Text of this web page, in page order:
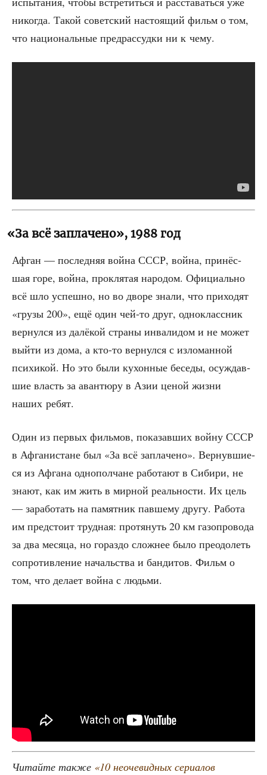
нико­гда. Такой совет­ский насто­я­щий фильм о том,
что наци­о­наль­ные пред­рас­суд­ки ни к чему.
«За всё заплачено», 1988 год
Афган — послед­няя вой­на СССР, вой­на, при­нёс­
шая горе, вой­на, про­кля­тая наро­дом. Офи­ци­аль­но
всё шло успеш­но, но во дво­ре зна­ли, что при­хо­дят
«гру­зы 200», ещё один чей-то друг, одно­класс­ник
вер­нул­ся из далё­кой стра­ны инва­ли­дом и не может
вый­ти из дома, а кто-то вер­нул­ся с изло­ман­ной
пси­хи­кой. Но это были кухон­ные бесе­ды, осуж­дав­
шие власть за аван­тю­ру в Азии ценой жиз­ни
наших ребят.
Один из пер­вых филь­мов, пока­зав­ших вой­ну СССР
в Афга­ни­стане был «За всё запла­че­но». Вер­нув­ши­е­
ся из Афга­на одно­пол­чане рабо­та­ют в Сиби­ри, не
зна­ют, как им жить в мир­ной реаль­но­сти. Их цель
— зара­бо­тать на памят­ник пав­ше­му дру­гу. Рабо­та
им пред­сто­ит труд­ная: про­тя­нуть 20 км газо­про­во­да
за два меся­ца, но гораз­до слож­нее было пре­одо­леть
сопро­тив­ле­ние началь­ства и бан­ди­тов. Фильм о
том, что дела­ет вой­на с людьми.
Читай­те так­же «10 неоче­вид­ных сери­а­лов